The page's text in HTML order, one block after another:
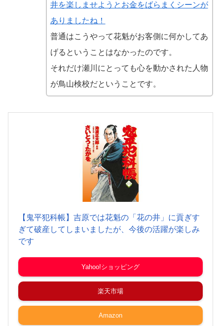
井を楽しませようとお金をばらまくシーンが
ありましたね！
普通はこうやって花魁がお客側に何かしてあ
げるということはなかったのです。
それだけ瀬川にとっても心を動かされた人物
が鳥山検校だということです。
【鬼平犯科帳】吉原では花魁の「花の井」に貢ぎす
ぎて破産してしまいましたが、今後の活躍が楽しみ
です
Yahoo!ショッピング
楽天市場
Amazon